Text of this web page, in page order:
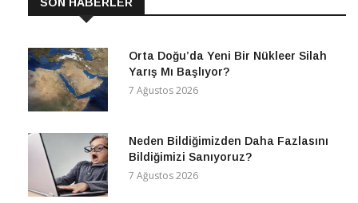
Orta Doğu’da Yeni Bir Nükleer Silah
Yarış Mı Başlıyor?
7 Ağustos 2026
Neden Bildiğimizden Daha Fazlasını
Bildiğimizi Sanıyoruz?
7 Ağustos 2026